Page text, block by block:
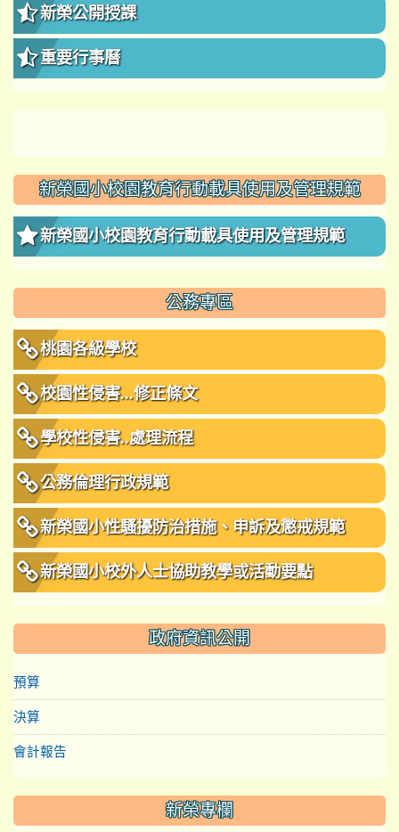
新榮公開授課
重要行事曆
新榮國小校園教育行動載具使用及管理規範
新榮國小校園教育行動載具使用及管理規範
公務專區
桃園各級學校
校園性侵害...修正條文
學校性侵害..處理流程
公務倫理行政規範
新榮國小性騷擾防治措施、申訴及懲戒規範
新榮國小校外人士協助教學或活動要點
政府資訊公開
預算
決算
會計報告
新榮專欄